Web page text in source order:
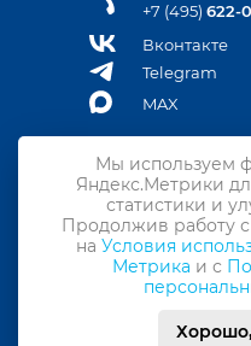
+7 (495) 622-
Вконтакте
Telegram
MAX
Политика
© ООО
Мы используем
Яндекс.Метрики
статистики и
Продолжив работу
на Условия
Метрика и с